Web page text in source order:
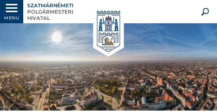
MENU
SZATMÁRNÉMETI
POLGÁRMESTERI
HIVATAL